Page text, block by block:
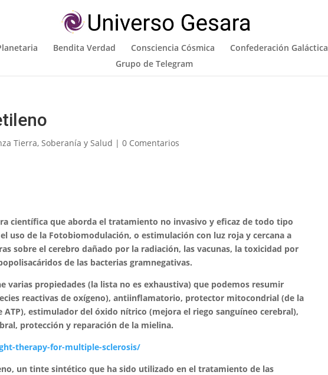
Bendita Verdad Consciencia Cósmica Confederación Galáctica
Grupo de Telegram
Tierra,Soberanía y Salud |0 Comentarios
científica que aborda el tratamiento no invasivo y eficaz de todo tipo
uso de la Fotobiomodulación, o estimulación con luz roja y cercana a
sobre el cerebro dañado por la radiación, las vacunas, la toxicidad por
de las bacterias gramnegativas.
varias propiedades (la lista no es exhaustiva) que podemos resumir
reactivas de oxígeno), antiinflamatorio, protector mitocondrial (de la
estimulador del óxido nítrico (mejora el riego sanguíneo cerebral),
protección y reparación de la mielina.
therapy-for-multiple-sclerosis/
un tinte sintético que ha sido utilizado en el tratamiento de las